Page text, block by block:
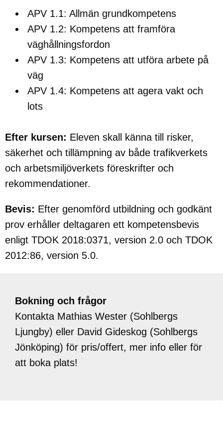
APV 1.1: Allmän grundkompetens
APV 1.2: Kompetens att framföra
väghållningsfordon
APV 1.3: Kompetens att utföra arbete på
väg
APV 1.4: Kompetens att agera vakt och
lots
Efter kursen: Eleven skall känna till risker,
säkerhet och tillämpning av både trafikverkets
och arbetsmiljöverkets föreskrifter och
rekommendationer.
Bevis: Efter genomförd utbildning och godkänt
prov erhåller deltagaren ett kompetensbevis
enligt TDOK 2018:0371, version 2.0 och TDOK
2012:86, version 5.0.
Bokning och frågor
Kontakta Mathias Wester (Sohlbergs
Ljungby) eller David Gideskog (Sohlbergs
Jönköping) för pris/offert, mer info eller för
att boka plats!